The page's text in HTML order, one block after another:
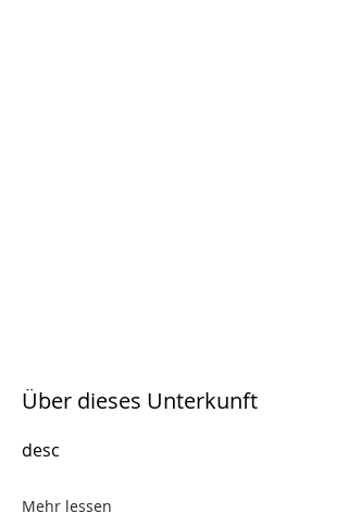
Über dieses Unterkunft
desc
Mehr lessen